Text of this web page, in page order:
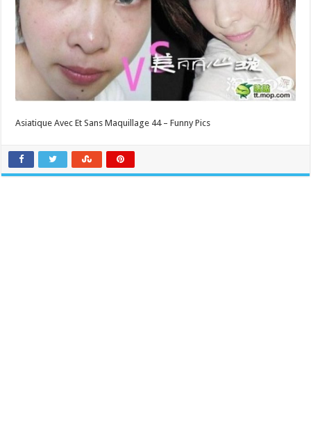
Asiatique Avec Et Sans Maquillage 44 – Funny Pics